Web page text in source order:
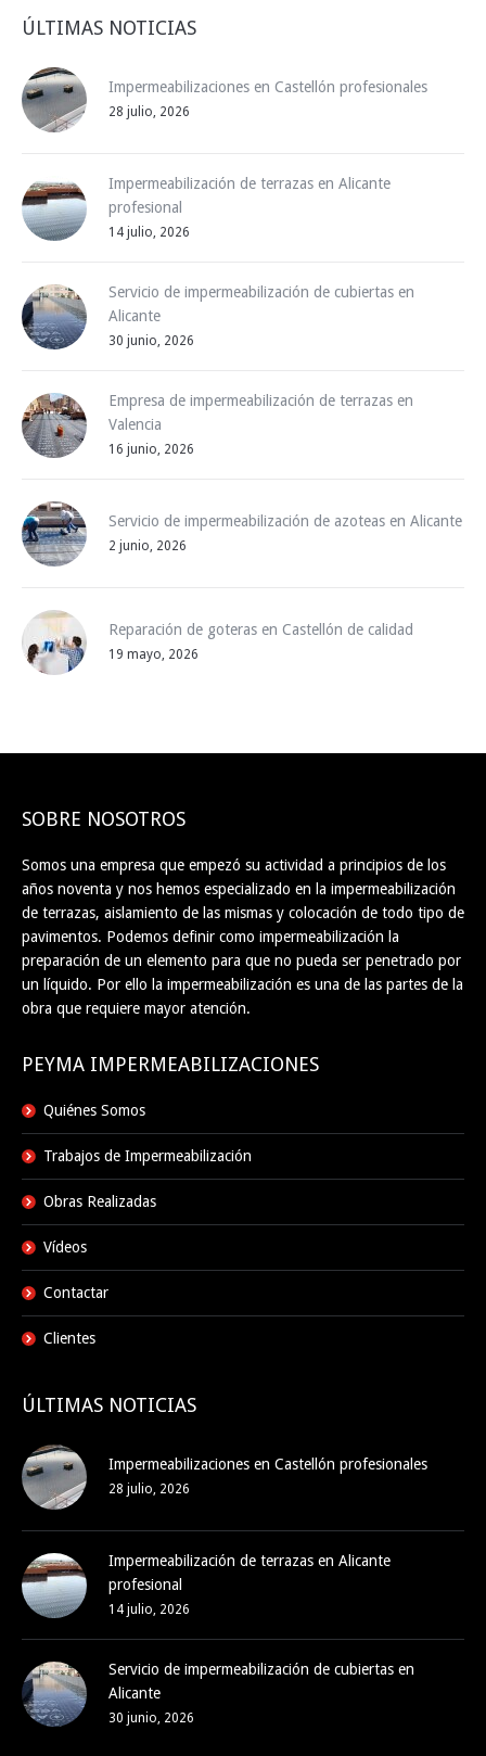
ÚLTIMAS NOTICIAS
Impermeabilizaciones en Castellón profesionales
28 julio, 2026
Impermeabilización de terrazas en Alicante
profesional
14 julio, 2026
Servicio de impermeabilización de cubiertas en
Alicante
30 junio, 2026
Empresa de impermeabilización de terrazas en
Valencia
16 junio, 2026
Servicio de impermeabilización de azoteas en Alicante
2 junio, 2026
Reparación de goteras en Castellón de calidad
19 mayo, 2026
SOBRE NOSOTROS
Somos una empresa que empezó su actividad a principios de los
años noventa y nos hemos especializado en la impermeabilización
de terrazas, aislamiento de las mismas y colocación de todo tipo de
pavimentos. Podemos definir como impermeabilización la
preparación de un elemento para que no pueda ser penetrado por
un líquido. Por ello la impermeabilización es una de las partes de la
obra que requiere mayor atención.
PEYMA IMPERMEABILIZACIONES
Quiénes Somos
Trabajos de Impermeabilización
Obras Realizadas
Vídeos
Contactar
Clientes
ÚLTIMAS NOTICIAS
Impermeabilizaciones en Castellón profesionales
28 julio, 2026
Impermeabilización de terrazas en Alicante
profesional
14 julio, 2026
Servicio de impermeabilización de cubiertas en
Alicante
30 junio, 2026